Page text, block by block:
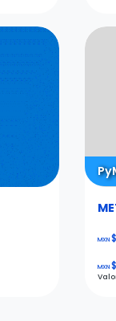
MXN
MXN